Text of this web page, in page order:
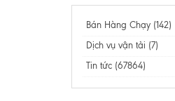
Bán Hàng Chạy (142)
Dịch vụ vận tải (7)
Tin tức (67864)